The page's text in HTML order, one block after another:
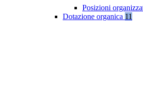
Posizioni
Dotazione organica 11